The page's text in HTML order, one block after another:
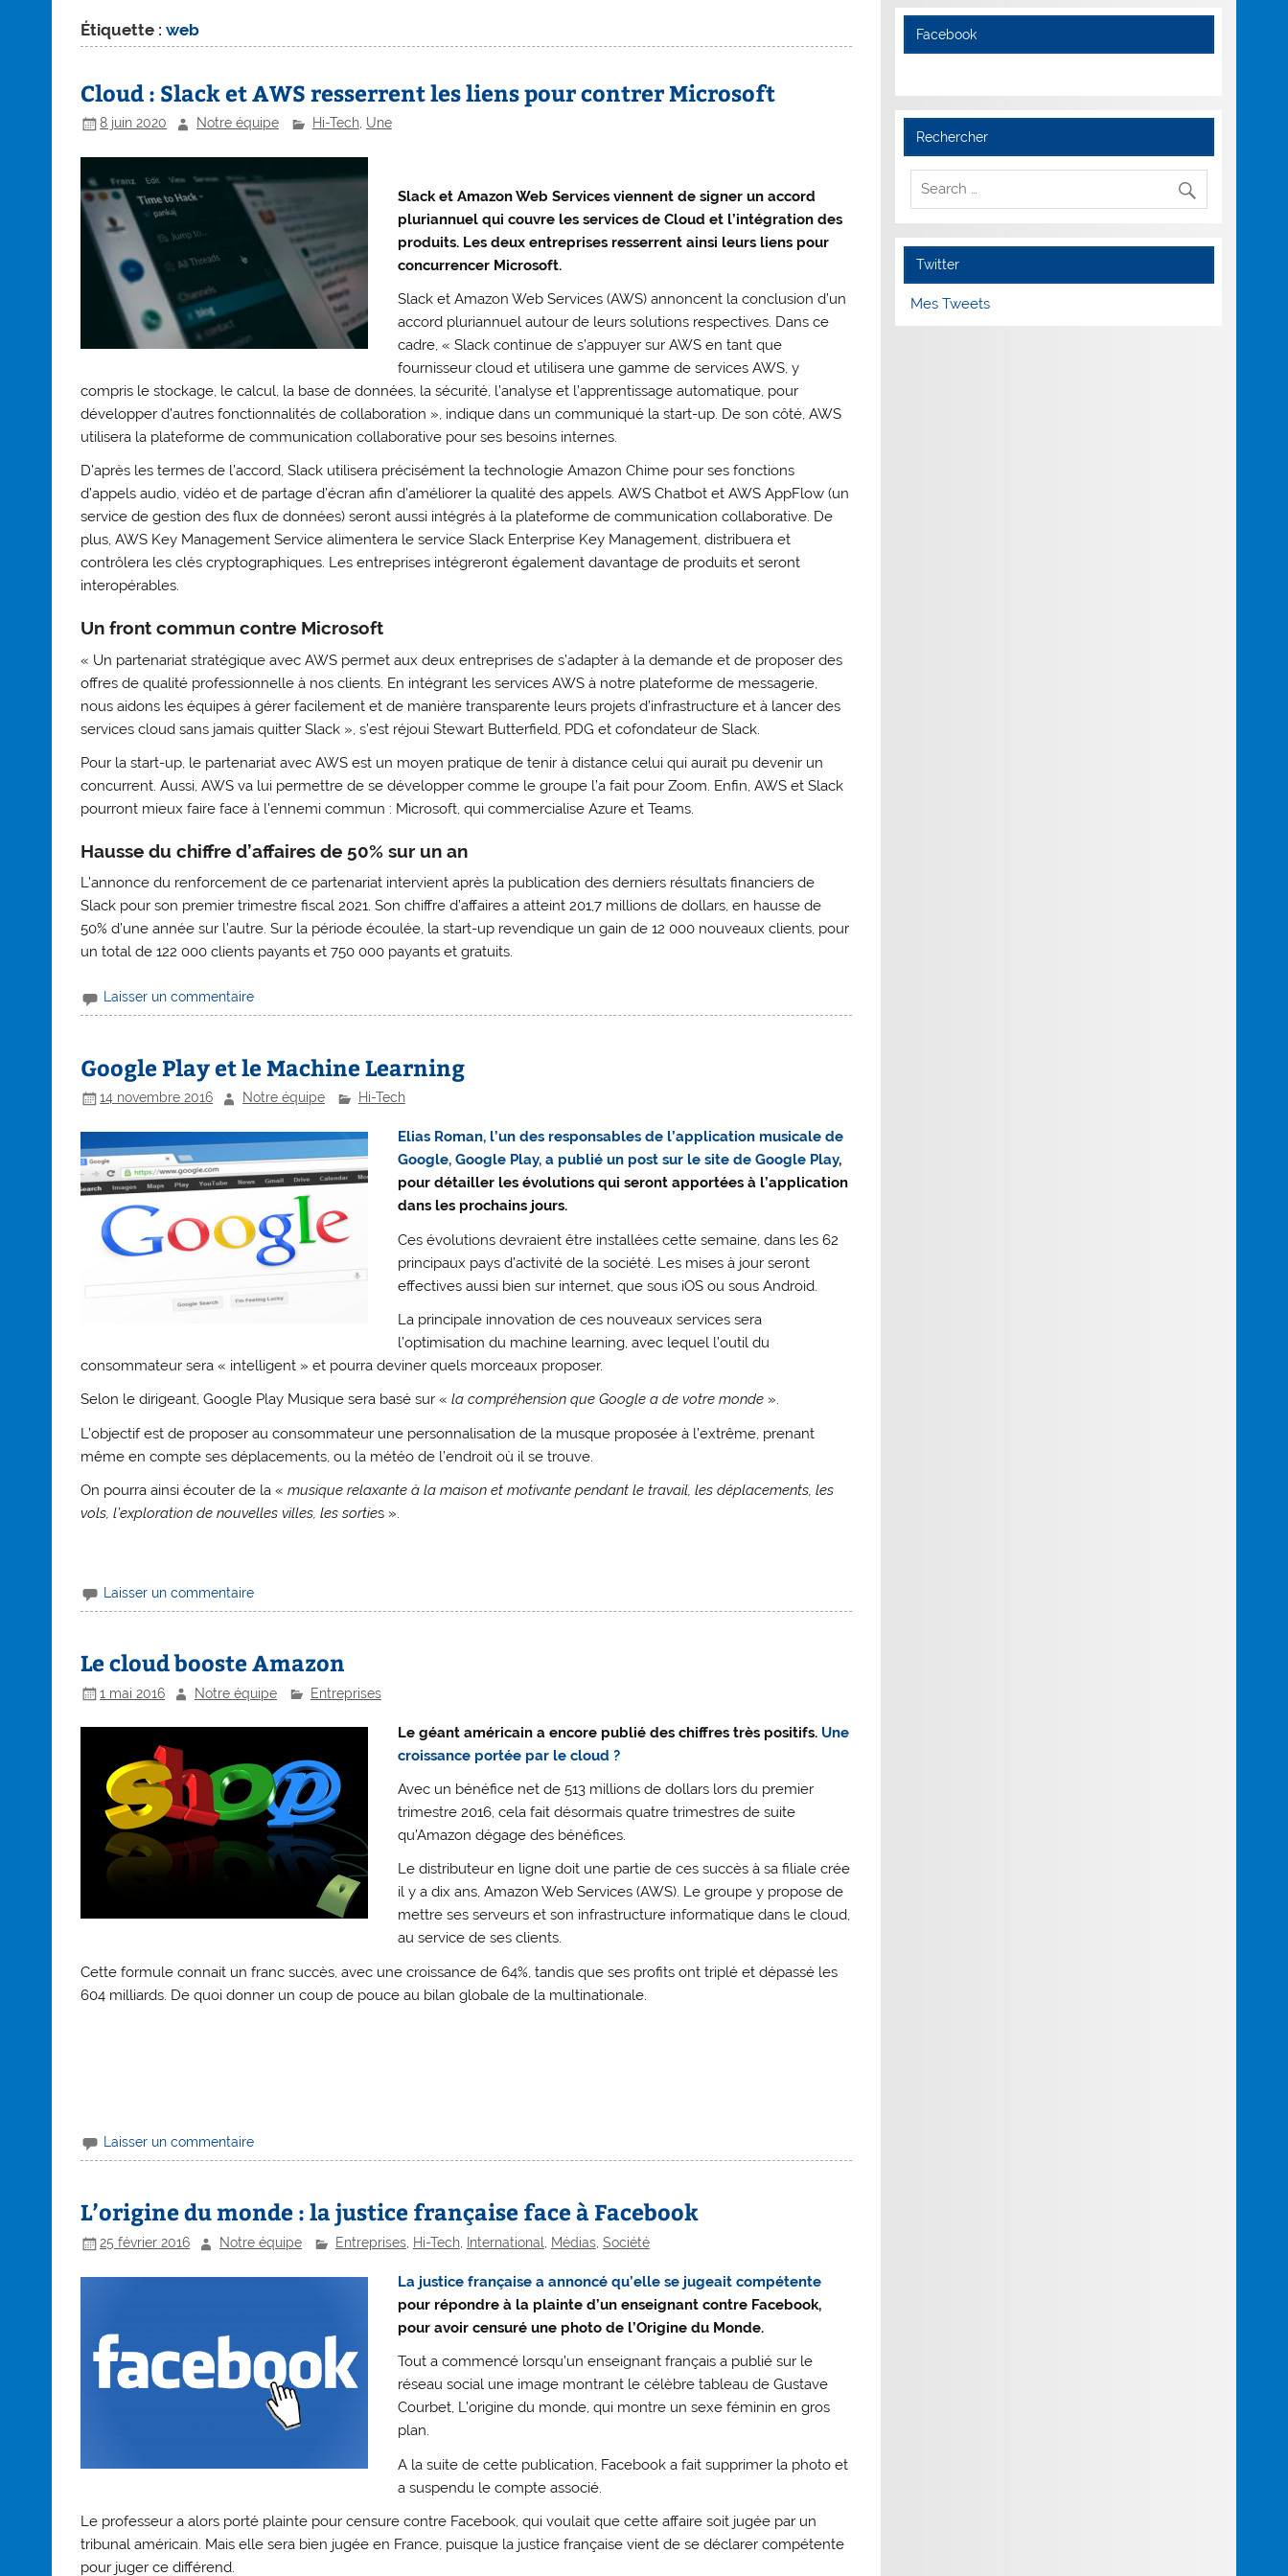
Étiquette :web
Cloud : Slack et AWS resserrent les liens pour contrer Microsoft
8 juin 2020 Notre équipe Hi-Tech, Une
Slack et Amazon Web Services viennent de signer un accord
pluriannuel qui couvre les services de Cloud et l’intégration des
produits. Les deux entreprises resserrent ainsi leurs liens pour
concurrencer Microsoft.
Slack et Amazon Web Services (AWS) annoncent la conclusion d’un
accord pluriannuel autour de leurs solutions respectives. Dans ce
cadre, « Slack continue de s’appuyer sur AWS en tant que
fournisseur cloud et utilisera une gamme de services AWS, y
compris le stockage, le calcul, la base de données, la sécurité, l’analyse et l’apprentissage automatique, pour
développer d’autres fonctionnalités de collaboration », indique dans un communiqué la start-up. De son côté, AWS
utilisera la plateforme de communication collaborative pour ses besoins internes.
D’après les termes de l’accord, Slack utilisera précisément la technologie Amazon Chime pour ses fonctions
d’appels audio, vidéo et de partage d’écran afin d’améliorer la qualité des appels. AWS Chatbot et AWS AppFlow (un
service de gestion des flux de données) seront aussi intégrés à la plateforme de communication collaborative. De
plus, AWS Key Management Service alimentera le service Slack Enterprise Key Management, distribuera et
contrôlera les clés cryptographiques. Les entreprises intégreront également davantage de produits et seront
interopérables.
Un front commun contre Microsoft
« Un partenariat stratégique avec AWS permet aux deux entreprises de s’adapter à la demande et de proposer des
offres de qualité professionnelle à nos clients. En intégrant les services AWS à notre plateforme de messagerie,
nous aidons les équipes à gérer facilement et de manière transparente leurs projets d’infrastructure et à lancer des
services cloud sans jamais quitter Slack », s’est réjoui Stewart Butterfield, PDG et cofondateur de Slack.
Pour la start-up, le partenariat avec AWS est un moyen pratique de tenir à distance celui qui aurait pu devenir un
concurrent. Aussi, AWS va lui permettre de se développer comme le groupe l’a fait pour Zoom. Enfin, AWS et Slack
pourront mieux faire face à l’ennemi commun : Microsoft, qui commercialise Azure et Teams.
Hausse du chiffre d’affaires de 50% sur un an
L’annonce du renforcement de ce partenariat intervient après la publication des derniers résultats financiers de
Slack pour son premier trimestre fiscal 2021. Son chiffre d’affaires a atteint 201,7 millions de dollars, en hausse de
50% d’une année sur l’autre. Sur la période écoulée, la start-up revendique un gain de 12 000 nouveaux clients, pour
un total de 122 000 clients payants et 750 000 payants et gratuits.
Laisser un commentaire
Google Play et le Machine Learning
14 novembre 2016 Notre équipe Hi-Tech
Elias Roman, l’un des responsables de l’application musicale de
Google, Google Play, a publié un post sur le site de Google Play,
pour détailler les évolutions qui seront apportées à l’application
dans les prochains jours.
Ces évolutions devraient être installées cette semaine, dans les 62
principaux pays d’activité de la société. Les mises à jour seront
effectives aussi bien sur internet, que sous iOS ou sous Android.
La principale innovation de ces nouveaux services sera
l’optimisation du machine learning, avec lequel l’outil du
consommateur sera « intelligent » et pourra deviner quels morceaux proposer.
Selon le dirigeant, Google Play Musique sera basé sur «la compréhension que Google a de votre monde ».
L’objectif est de proposer au consommateur une personnalisation de la musque proposée à l’extrême, prenant
même en compte ses déplacements, ou la météo de l’endroit où il se trouve.
On pourra ainsi écouter de la «musique relaxante à la maison et motivante pendant le travail, les déplacements, les
vols, l’exploration de nouvelles villes, les sorties ».
Laisser un commentaire
Le cloud booste Amazon
1 mai 2016 Notre équipe Entreprises
Le géant américain a encore publié des chiffres très positifs. Une
croissance portée par le cloud ?
Avec un bénéfice net de 513 millions de dollars lors du premier
trimestre 2016, cela fait désormais quatre trimestres de suite
qu’Amazon dégage des bénéfices.
Le distributeur en ligne doit une partie de ces succès à sa filiale crée
il y a dix ans, Amazon Web Services (AWS). Le groupe y propose de
mettre ses serveurs et son infrastructure informatique dans le cloud,
au service de ses clients.
Cette formule connait un franc succès, avec une croissance de 64%, tandis que ses profits ont triplé et dépassé les
604 milliards. De quoi donner un coup de pouce au bilan globale de la multinationale.
Laisser un commentaire
L’origine du monde : la justice française face à Facebook
25 février 2016 Notre équipe Entreprises, Hi-Tech, International Médias, Société
La justice française a annoncé qu’elle se jugeait compétente
pour répondre à la plainte d’un enseignant contre Facebook,
pour avoir censuré une photo de l’Origine du Monde.
Tout a commencé lorsqu’un enseignant français a publié sur le
réseau social une image montrant le célèbre tableau de Gustave
Courbet, L’origine du monde, qui montre un sexe féminin en gros
plan.
A la suite de cette publication, Facebook a fait supprimer la photo et
a suspendu le compte associé.
Le professeur a alors porté plainte pour censure contre Facebook, qui voulait que cette affaire soit jugée par un
tribunal américain. Mais elle sera bien jugée en France, puisque la justice française vient de se déclarer compétente
pour juger ce différend.
Facebook
Rechercher
Twitter
Mes Tweets